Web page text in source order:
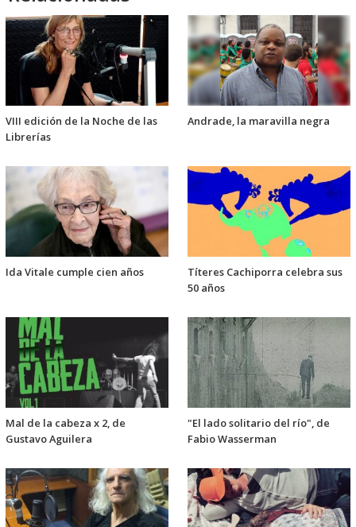
VIII edición de la Noche de las
Librerías
Andrade, la maravilla negra
Ida Vitale cumple cien años
Títeres Cachiporra celebra sus
50 años
Mal de la cabeza x 2, de
Gustavo Aguilera
"El lado solitario del río", de
Fabio Wasserman